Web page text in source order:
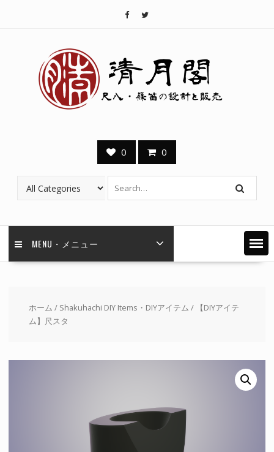
0 0
MENU・メニュー
ホーム / Shakuhachi DIY Items・DIYアイテム / 【DIYアイテ
ム】尺スタ